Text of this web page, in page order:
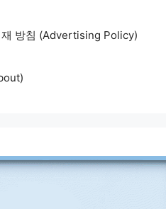
재 방침 (Advertising Policy)